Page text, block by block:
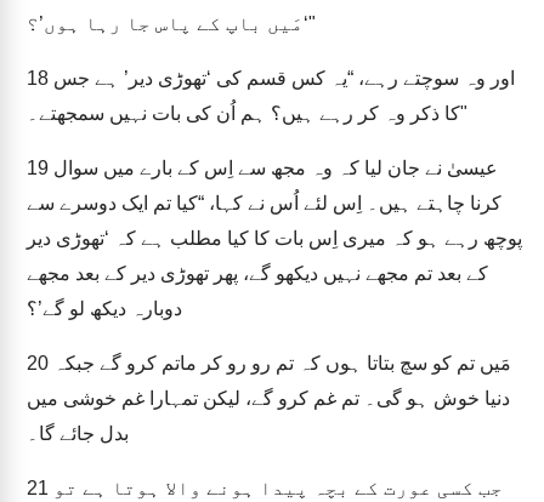
‘مَیں باپ کے پاس جا رہا ہوں’؟"
18
کا ذکر وہ کر رہے ہیں؟ ہم اُن کی بات نہیں سمجھتے۔"
19
کرنا چاہتے ہیں۔ اِس لئے اُس نے کہا، “کیا تم ایک دوسرے سے
پوچھ رہے ہو کہ میری اِس بات کا کیا مطلب ہے کہ ‘تھوڑی دیر
کے بعد تم مجھے نہیں دیکھو گے، پھر تھوڑی دیر کے بعد مجھے
دوبارہ دیکھ لو گے’؟
20
دنیا خوش ہو گی۔ تم غم کرو گے، لیکن تمہارا غم خوشی میں
بدل جائے گا۔
21